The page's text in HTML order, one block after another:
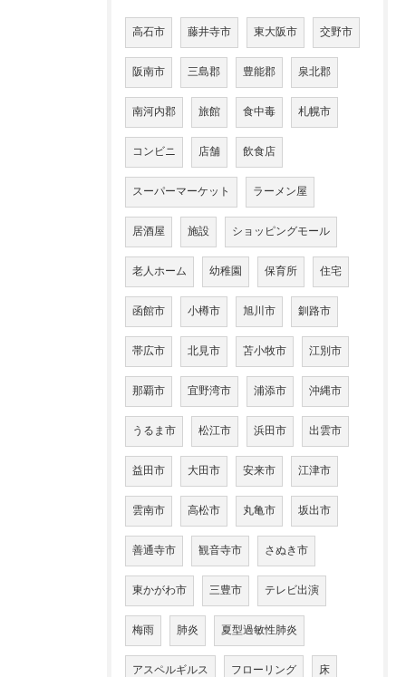
高石市 藤井寺市 東大阪市 交野市
阪南市 三島郡 豊能郡 泉北郡
南河内郡 旅館 食中毒 札幌市
コンビニ 店舗 飲食店
スーパーマーケット ラーメン屋
居酒屋 施設 ショッピングモール
老人ホーム 幼稚園 保育所 住宅
函館市 小樽市 旭川市 釧路市
帯広市 北見市 苫小牧市 江別市
那覇市 宜野湾市 浦添市 沖縄市
うるま市 松江市 浜田市 出雲市
益田市 大田市 安来市 江津市
雲南市 高松市 丸亀市 坂出市
善通寺市 観音寺市 さぬき市
東かがわ市 三豊市 テレビ出演
梅雨 肺炎 夏型過敏性肺炎
アスペルギルス フローリング 床